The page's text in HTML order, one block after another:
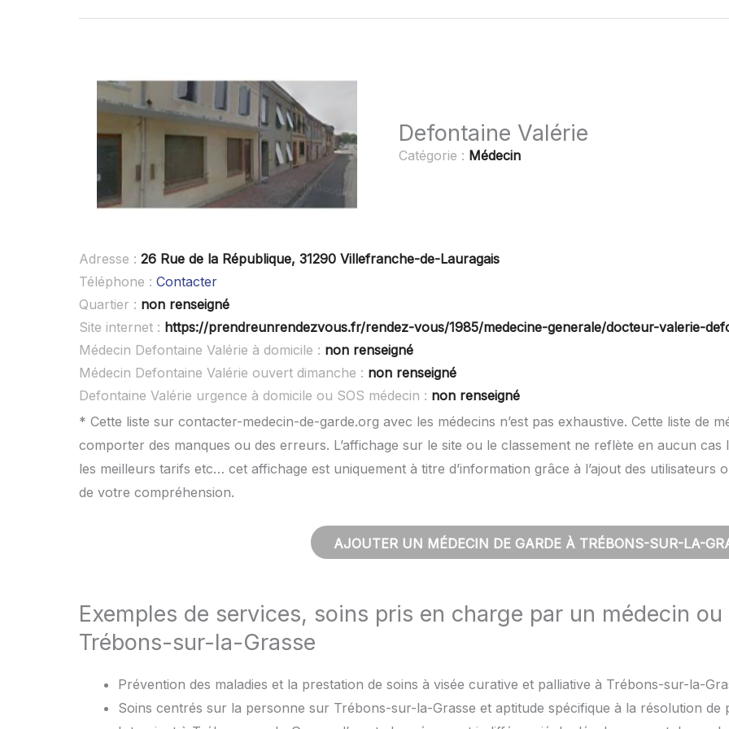
Defontaine Valérie
Catégorie : Médecin
Adresse : 26 Rue de la République, 31290 Villefranche-de-Lauragais
Téléphone : Contacter
Quartier : non renseigné
Site internet : https://prendreunrendezvous.fr/rendez-vous/1985/medecine-generale/docteur-valerie-
Médecin Defontaine Valérie à domicile : non renseigné
Médecin Defontaine Valérie ouvert dimanche : non renseigné
Defontaine Valérie urgence à domicile ou SOS médecin : non renseigné
* Cette liste sur contacter-medecin-de-garde.org avec les médecins n’est pas exhaustive. Cette liste de
comporter des manques ou des erreurs. L’affichage sur le site ou le classement ne reflète en aucun cas
les meilleurs tarifs etc… cet affichage est uniquement à titre d’information grâce à l’ajout des utilisateurs
de votre compréhension.
AJOUTER UN MÉDECIN DE GARDE À TRÉBONS-SUR-LA-
Exemples de services, soins pris en charge par un médecin
Trébons-sur-la-Grasse
Prévention des maladies et la prestation de soins à visée curative et palliative à Trébons-sur-la-
Soins centrés sur la personne sur Trébons-sur-la-Grasse et aptitude spécifique à la résolution de